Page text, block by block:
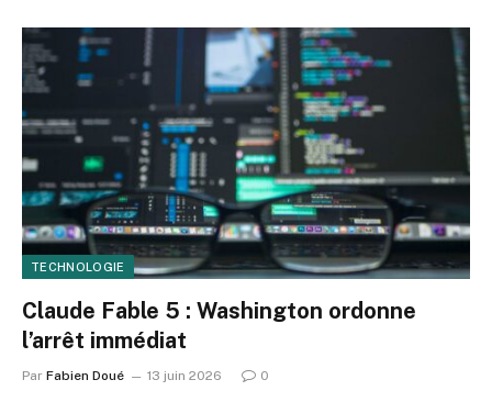
TECHNOLOGIE
Claude Fable 5 : Washington ordonne
l’arrêt immédiat
Par Fabien Doué 13 juin 2026 0